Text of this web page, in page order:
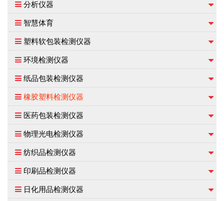
分析仪器
智慧体育
塑料软包装检测仪器
环境检测仪器
纸品包装检测仪器
橡胶塑料检测仪器
医药包装检测仪器
物理光电检测仪器
纺织品检测仪器
印刷品检测仪器
日化用品检测仪器